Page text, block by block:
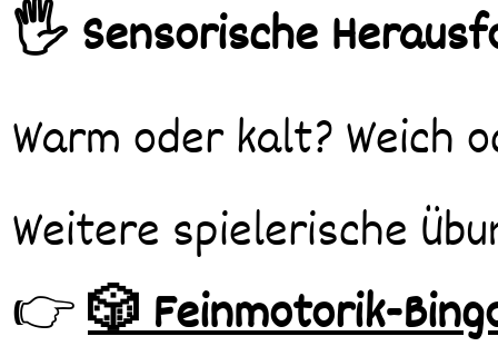
🖐️ Sensorische
Warm oder kalt? Weich
Weitere spielerische
👉🎲 Feinmotorik-